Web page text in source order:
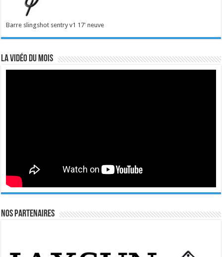
Barre slingshot sentry v1 17' neuve
La vidéo du mois
Nos Partenaires